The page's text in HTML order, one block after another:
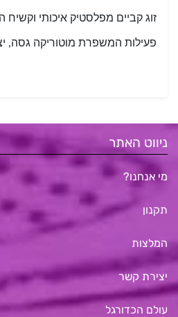
זוג קביים מפלסטיק איכותי
פעילות המשפרת מוטוריקה גסה,
ניווט האתר
מי אנחנו?
תקנון
המלצות
יצירת קשר
עולם הכדורגל